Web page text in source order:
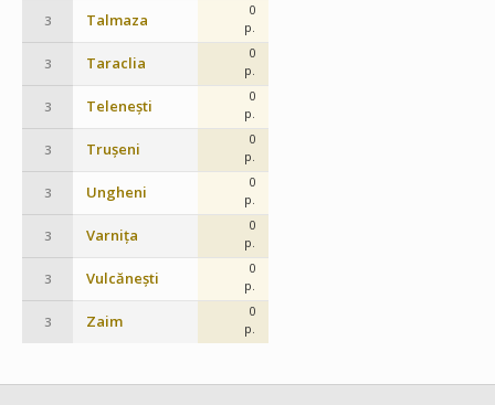
3 Talmaza
0
p.
3 Taraclia
0
p.
3 Telenești
0
p.
3 Trușeni
0
p.
3 Ungheni
0
p.
3 Varnița
0
p.
3 Vulcănești
0
p.
3 Zaim
0
p.